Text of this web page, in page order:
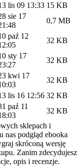
lis 09 13:33 15 KB
sie 17
0,7 MB
paź 12
32 KB
sty 17
32 KB
kwi 17
32 KB
lis 16 12:56 32 KB
paź 11
32 KB
sklepach i
nas podgląd ebooka
skróconą wersję
Zanim zdecydujesz
opis i recenzje.